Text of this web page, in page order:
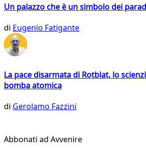
Un palazzo che è un simbolo dei
di Eugenio Fatigante
La pace disarmata di Rotblat, lo
bomba atomica
di Gerolamo Fazzini
Abbonati ad Avvenire